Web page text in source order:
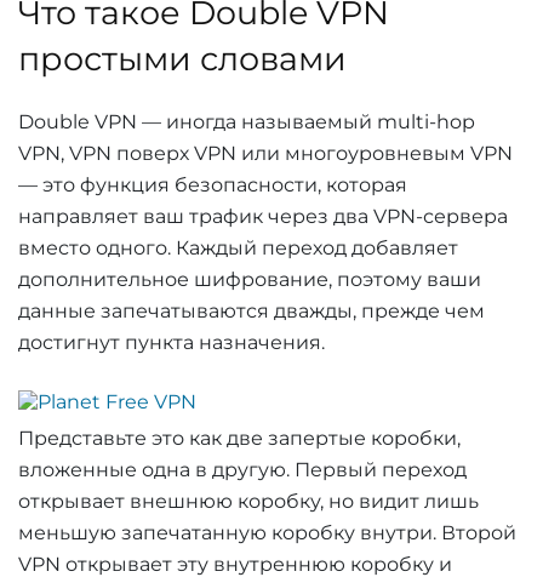
Что такое Double VPN
простыми словами
Double VPN — иногда называемый multi-hop
VPN, VPN поверх VPN или многоуровневым VPN
— это функция безопасности, которая
направляет ваш трафик через два VPN-сервера
вместо одного. Каждый переход добавляет
дополнительное шифрование, поэтому ваши
данные запечатываются дважды, прежде чем
достигнут пункта назначения.
Представьте это как две запертые коробки,
вложенные одна в другую. Первый переход
открывает внешнюю коробку, но видит лишь
меньшую запечатанную коробку внутри. Второй
VPN открывает эту внутреннюю коробку и